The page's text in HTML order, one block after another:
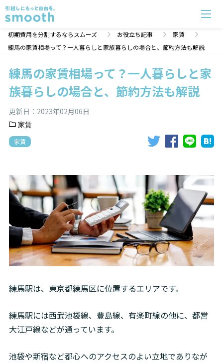
初期費用を分割するならスムーズ お役立ち記事
家賃
練馬の家賃相場って？一人暮らしと家族暮らしの場合と、節約方法も解説
練馬の家賃相場って？一人暮らしと家
族暮らしの場合と、節約方法も解説
更新日： 2023年02月06日
家賃
家賃
練馬駅は、東京都練馬区に位置するエリアです。
練馬駅には西武池袋線、豊島線、有楽町線の他に、都営
大江戸線などが通っています。
池袋や新宿など都心へのアクセスのよい立地でありなが